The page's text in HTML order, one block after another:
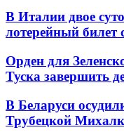
В Италии двое
лотерейный
Орден для
Туска завершить
В Беларуси
Трубецкой